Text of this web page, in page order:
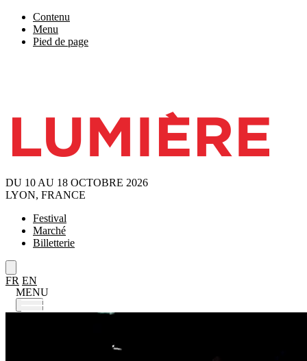
Contenu
Menu
Pied de page
DU 10 AU 18 OCTOBRE 2026
LYON, FRANCE
Festival
Marché
Billetterie
FR EN
MENU